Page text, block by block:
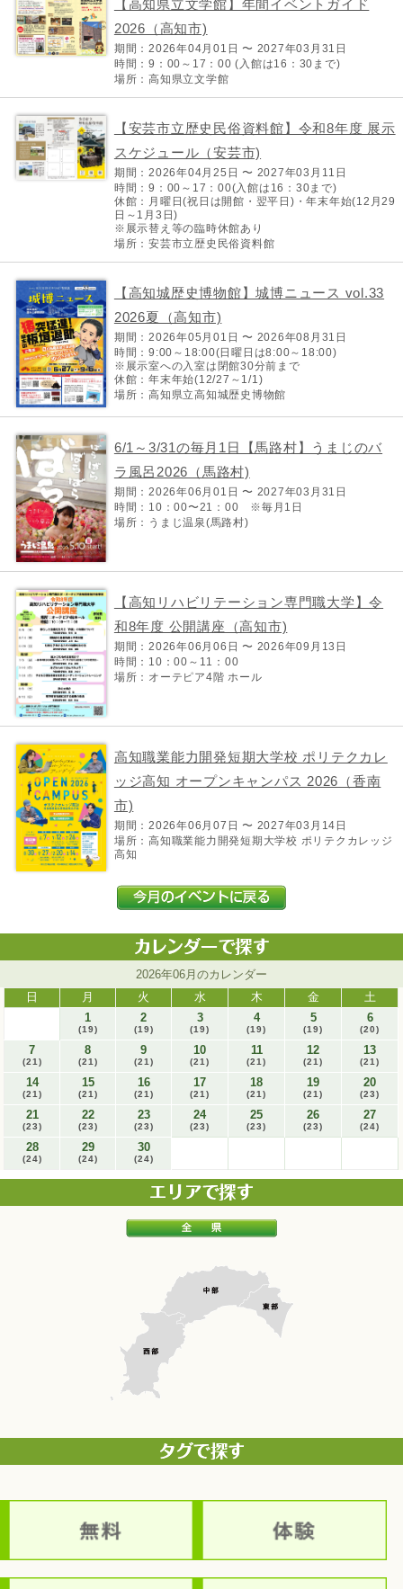
【高知県立文学館】年間イベントガイド
2026（高知市)
期間：2026年04月01日 〜 2027年03月31日
時間：9：00～17：00 (入館は16：30まで)
場所：高知県立文学館
【安芸市立歴史民俗資料館】令和8年度 展示
スケジュール（安芸市)
期間：2026年04月25日 〜 2027年03月11日
時間：9：00～17：00(入館は16：30まで)
休館：月曜日(祝日は開館・翌平日)・年末年始(12月29
日～1月3日)
※展示替え等の臨時休館あり
場所：安芸市立歴史民俗資料館
【高知城歴史博物館】城博ニュース vol.33
2026夏（高知市)
期間：2026年05月01日 〜 2026年08月31日
時間：9:00～18:00(日曜日は8:00～18:00)
※展示室への入室は閉館30分前まで
休館：年末年始(12/27～1/1)
場所：高知県立高知城歴史博物館
6/1～3/31の毎月1日【馬路村】うまじのバ
ラ風呂2026（馬路村)
期間：2026年06月01日 〜 2027年03月31日
時間：10：00〜21：00 ※毎月1日
場所：うまじ温泉(馬路村)
【高知リハビリテーション専門職大学】令
和8年度 公開講座（高知市)
期間：2026年06月06日 〜 2026年09月13日
時間：10：00～11：00
場所：オーテピア4階 ホール
高知職業能力開発短期大学校 ポリテクカレ
ッジ高知 オープンキャンパス 2026（香南
市)
期間：2026年06月07日 〜 2027年03月14日
場所：高知職業能力開発短期大学校 ポリテクカレッジ
高知
2026年06月のカレンダー
日
月 火 水 木 金
土
1
(19)
2
(19)
3
(19)
4
(19)
5
(19)
6
(20)
7
(21)
8
(21)
9
(21)
10
(21)
11
(21)
12
(21)
13
(21)
14
(21)
15
(21)
16
(21)
17
(21)
18
(21)
19
(21)
20
(23)
21
(23)
22
(23)
23
(23)
24
(23)
25
(23)
26
(23)
27
(24)
28
(24)
29
(24)
30
(24)